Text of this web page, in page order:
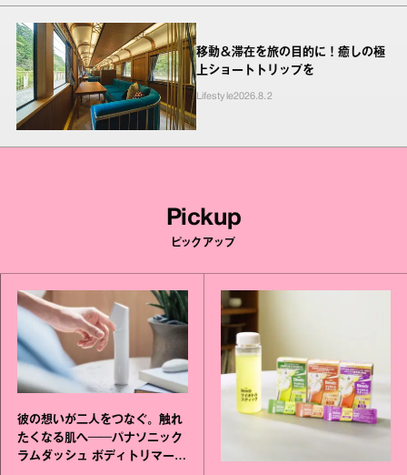
移動＆滞在を旅の目的に！癒しの極
上ショートトリップを
Lifestyle2026.8.2
Pickup
ピックアップ
彼の想いが二人をつなぐ。触れ
たくなる肌へ──パナソニック
ラムダッシュ ボディトリマーが